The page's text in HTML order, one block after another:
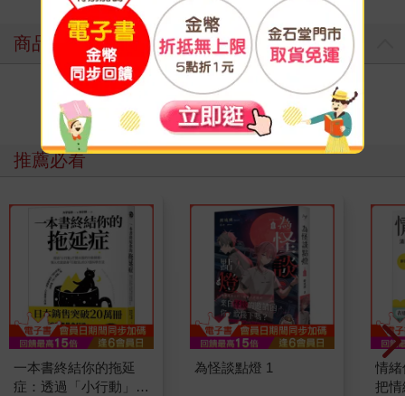
商品評價
寫評價
推薦必看
一本書終結你的拖延
症：透過「小行動」打
為怪談點燈 1
情
把